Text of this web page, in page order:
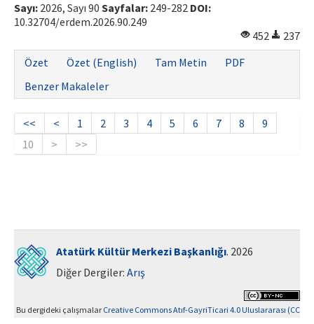
Sayı: 2026, Sayı 90 Sayfalar: 249-282 DOI:
10.32704/erdem.2026.90.249
452
237
Özet
Özet (English) Tam Metin
PDF
Benzer Makaleler
<< < 1 2 3 4 5 6 7 8
9
10
> >>
Atatürk Kültür Merkezi Başkanlığı. 2026
Diğer Dergiler: Arış
Bu dergideki çalışmalar Creative Commons Atıf-GayriTicari 4.0 Uluslararası (CC